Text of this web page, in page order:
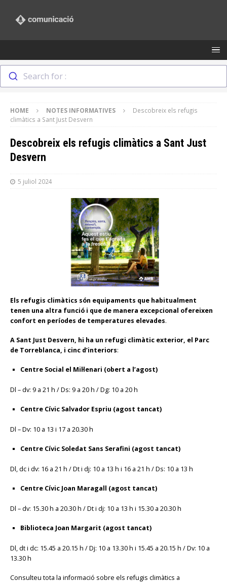
Search for :
HOME NOTES INFORMATIVES
Descobreix els refugis
climàtics a Sant Just Desvern
Descobreix els refugis climàtics a Sant Just
Desvern
5 juliol 2024
Els refugis climàtics són equipaments que habitualment
tenen una altra funció i que de manera excepcional ofereixen
confort en períodes de temperatures elevades.
A Sant Just Desvern, hi ha un refugi climàtic exterior, el Parc
de Torreblanca, i cinc d’interiors:
Centre Social el Mil·lenari (obert a l’agost)
Dl – dv: 9 a 21 h / Ds: 9 a 20 h / Dg: 10 a 20 h
Centre Cívic Salvador Espriu (agost tancat)
Dl – Dv: 10 a 13 i 17 a 20.30 h
Centre Cívic Soledat Sans Serafini (agost tancat)
Dl, dc i dv: 16 a 21 h / Dt i dj: 10 a 13 h i 16 a 21 h / Ds: 10 a 13 h
Centre Cívic Joan Maragall (agost tancat)
Dl – dv: 15.30 h a 20.30 h / Dt i dj: 10 a 13 h i 15.30 a 20.30 h
Biblioteca Joan Margarit (agost tancat)
Dl, dt i dc: 15.45 a 20.15 h / Dj: 10 a 13.30 h i 15.45 a 20.15 h / Dv: 10 a
13.30 h
Consulteu tota la informació sobre els refugis climàtics a